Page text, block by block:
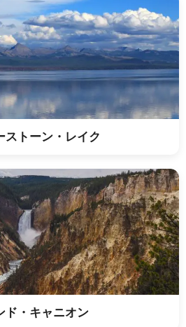
ストーン・レイク
ド・キャニオン